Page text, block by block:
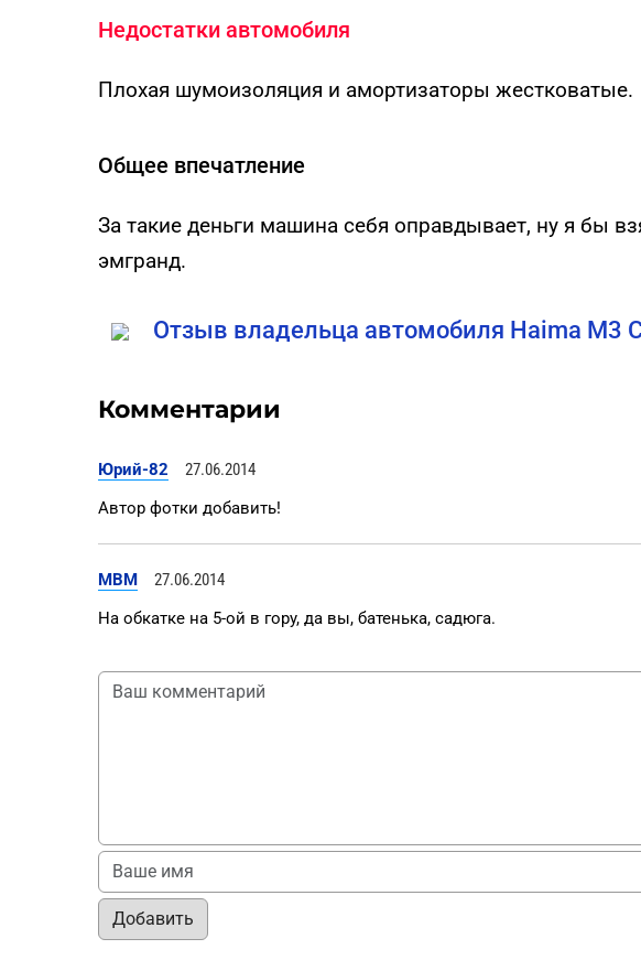
Недостатки автомобиля
Плохая шумоизоляция и амортизаторы жестковатые.
Общее впечатление
За такие деньги машина себя оправдывает, ну я бы
эмгранд.
Отзыв владельца автомобиля Haima M3
Комментарии
Юрий-82
27.06.2014
Автор фотки добавить!
MBM
27.06.2014
На обкатке на 5-ой в гору, да вы, батенька, садюга.
Добавить